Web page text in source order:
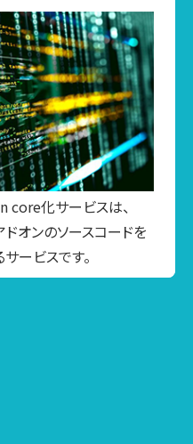
core化サービスは、
オンのソースコードを
ービスです。